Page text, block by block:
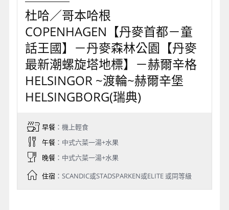
杜哈／哥本哈根
COPENHAGEN【丹麥首都－童
話王國】－丹麥森林公園【丹麥
最新潮螺旋塔地標】－赫爾辛格
HELSINGOR ~渡輪~赫爾辛堡
HELSINGBORG(瑞典)
早餐：機上輕食
午餐：中式六菜一湯+水果
晚餐：中式六菜一湯+水果
住宿：SCANDIC或STADSPARKEN或ELITE 或同等級